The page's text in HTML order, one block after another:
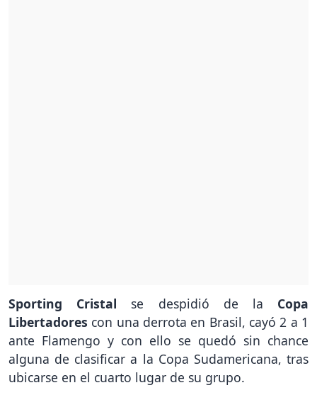
Sporting Cristal se despidió de la Copa
Libertadores con una derrota en Brasil, cayó 2 a 1
ante Flamengo y con ello se quedó sin chance
alguna de clasificar a la Copa Sudamericana, tras
ubicarse en el cuarto lugar de su grupo.